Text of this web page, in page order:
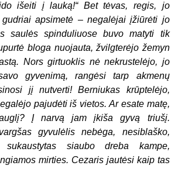
išeiti į lauką!“ Bet tėvas, regis, jo
apsimetė – negalėjai įžiūrėti jo
saulės spinduliuose buvo matyti tik
bloga nuojauta, žvilgterėjo žemyn
Nors girtuoklis nė nekrustelėjo, jo
gyvenimą, rangėsi tarp akmenų
jį nutverti! Berniukas krūptelėjo,
pajudėti iš vietos. Ar esate matę,
Į narvą jam įkiša gyvą triušį.
gyvulėlis nebėga, nesiblaško,
sukaustytas siaubo dreba kampe,
mirties. Cezaris jautėsi kaip tas